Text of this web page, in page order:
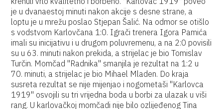
je u dvanaestoj minuti nakon akcije s desne strane, a
loptu je u mrežu poslao Stjepan Šalić. Na odmor se otišlo
s vodstvom Karlovčana 1:0. Igrači trenera Igora Pamića
imali su inicijativu i u drugom poluvremenu, a na 2:0 povisili
su u 63. minuti nakon prekida, a strijelac je bio Tomislav
Turčin. Momčad "Radnika" smanjila je rezultat na 1:2 u
70. minuti, a strijelac je bio Mihael Mladen. Do kraja
susreta rezultat se nije mijenjao i nogometaši "Karlovca
1919" osvojili su tri vrijedna boda u borbi za ulazak u viši
rang. U karlovačkoj momčadi nije bilo ozlijeđenog Tina